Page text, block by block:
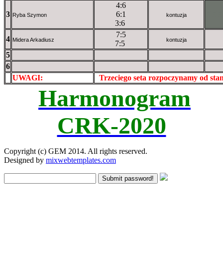
3 Ryba Szymon
4:6
6:1
3:6
kontuzja
4 Midera Arkadiusz
7:5
7:5
kontuzja
5
6
UWAGI:
Trzeciego seta rozpoczynamy od
Harmonogram
CRK-2020
Copyright (c) GEM 2014. All rights reserved.
Designed by mixwebtemplates.com
Submit password!